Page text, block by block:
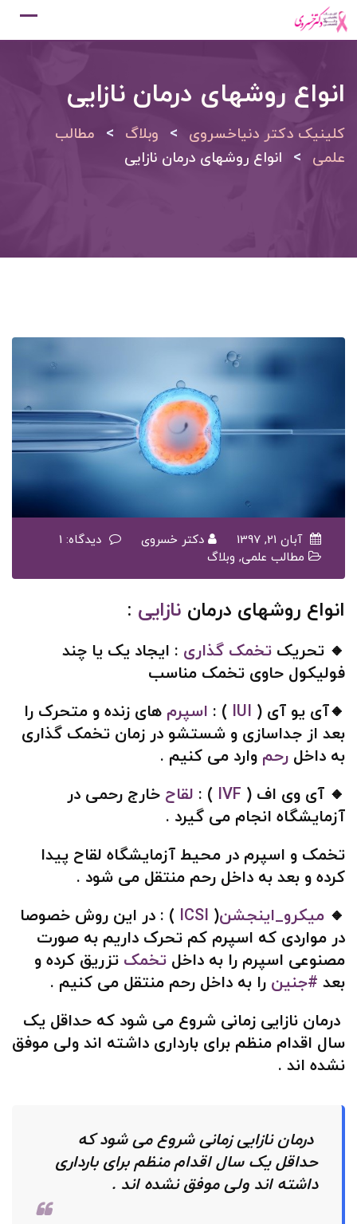
Skip
to
انواع روشهای درمان نازایی
کلینیک دکتر دنیاخسروی > وبلاگ >
مطالب
علمی
> انواع روشهای درمان نازایی
آبان 21, 1397 دکتر خسروی
دیدگاه: 1
مطالب علمی, وبلاگ
انواع روشهای درمان نازایی :
🔸 تحریک تخمک گذاری : ایجاد یک یا چند
فولیکول حاوی تخمک مناسب
🔸آی یو آی ( IUI
) : اسپرم های زنده و متحرک را
بعد از جداسازی و شستشو در زمان تخمک گذاری
به داخل رحم وارد می کنیم .
🔸 آی وی اف ( IVF
) : لقاح خارج رحمی در
آزمایشگاه انجام می گیرد .
تخمک و اسپرم در محیط آزمایشگاه لقاح پیدا
کرده و بعد به داخل رحم منتقل می شود .
🔸 میکرو_اینجشن(
ICSI ) : در این روش خصوصا
در مواردی که اسپرم کم تحرک داریم به صورت
مصنوعی اسپرم را به داخل تخمک تزریق کرده و
بعد #جنین را به داخل رحم منتقل می کنیم .
درمان نازایی زمانی شروع می شود که حداقل یک
سال اقدام منظم برای بارداری داشته اند ولی موفق
نشده اند .
درمان نازایی زمانی شروع می شود که
حداقل یک سال اقدام منظم برای بارداری
داشته اند ولی موفق نشده اند .